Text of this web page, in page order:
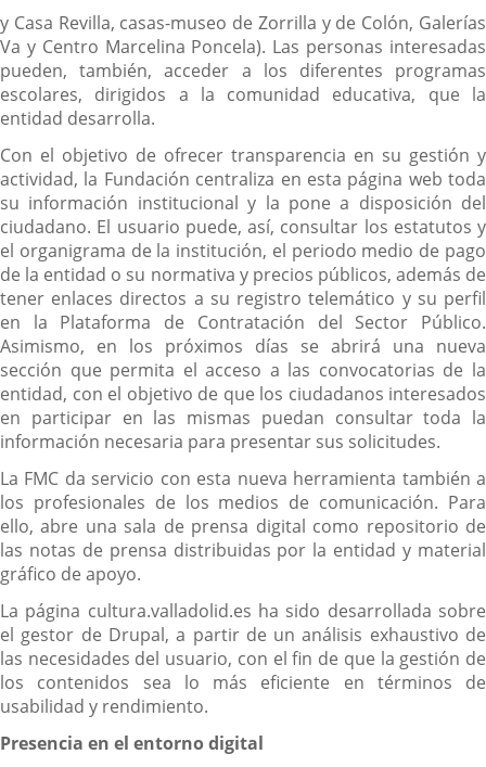
y Casa Revilla, casas-museo de Zorrilla y de Colón, Galerías
Va y Centro Marcelina Poncela). Las personas interesadas
pueden, también, acceder a los diferentes programas
escolares, dirigidos a la comunidad educativa, que la
entidad desarrolla.
Con el objetivo de ofrecer transparencia en su gestión y
actividad, la Fundación centraliza en esta página web toda
su información institucional y la pone a disposición del
ciudadano. El usuario puede, así, consultar los estatutos y
el organigrama de la institución, el periodo medio de pago
de la entidad o su normativa y precios públicos, además de
tener enlaces directos a su registro telemático y su perfil
en la Plataforma de Contratación del Sector Público.
Asimismo, en los próximos días se abrirá una nueva
sección que permita el acceso a las convocatorias de la
entidad, con el objetivo de que los ciudadanos interesados
en participar en las mismas puedan consultar toda la
información necesaria para presentar sus solicitudes.
La FMC da servicio con esta nueva herramienta también a
los profesionales de los medios de comunicación. Para
ello, abre una sala de prensa digital como repositorio de
las notas de prensa distribuidas por la entidad y material
gráfico de apoyo.
La página cultura.valladolid.es ha sido desarrollada sobre
el gestor de Drupal, a partir de un análisis exhaustivo de
las necesidades del usuario, con el fin de que la gestión de
los contenidos sea lo más eficiente en términos de
usabilidad y rendimiento.
Presencia en el entorno digital